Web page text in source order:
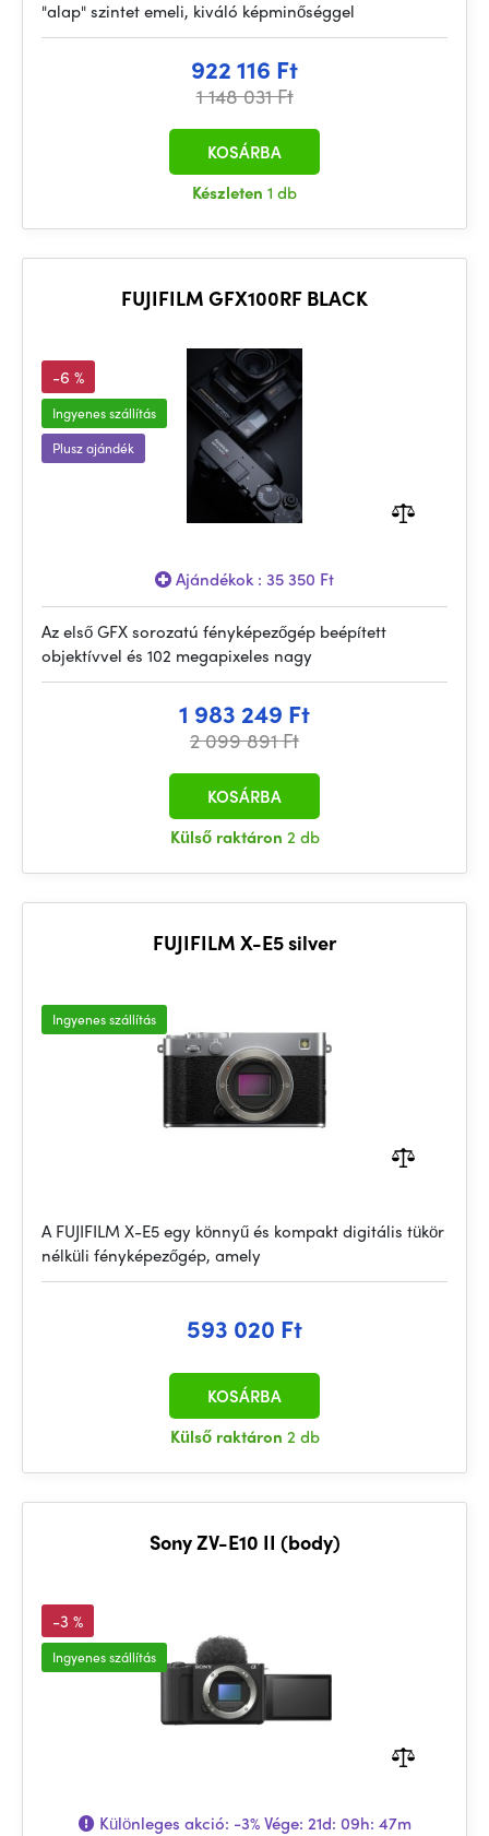
"alap" szintet emeli, kiváló képminőséggel
922 116 Ft
1 148 031 Ft
Készleten 1 db
KOSÁRBA
FUJIFILM GFX100RF BLACK
-6 %
Ingyenes szállítás
Plusz ajándék
Ajándékok : 35 350 Ft
Az első GFX sorozatú fényképezőgép beépített
objektívvel és 102 megapixeles nagy
1 983 249 Ft
2 099 891 Ft
Külső raktáron 2 db
KOSÁRBA
FUJIFILM X-E5 silver
Ingyenes szállítás
A FUJIFILM X-E5 egy könnyű és kompakt digitális tükör
nélküli fényképezőgép, amely
593 020 Ft
Külső raktáron 2 db
KOSÁRBA
Sony ZV-E10 II (body)
-3 %
Ingyenes szállítás
Különleges akció: -3%Vége: 21d: 09h: 47m